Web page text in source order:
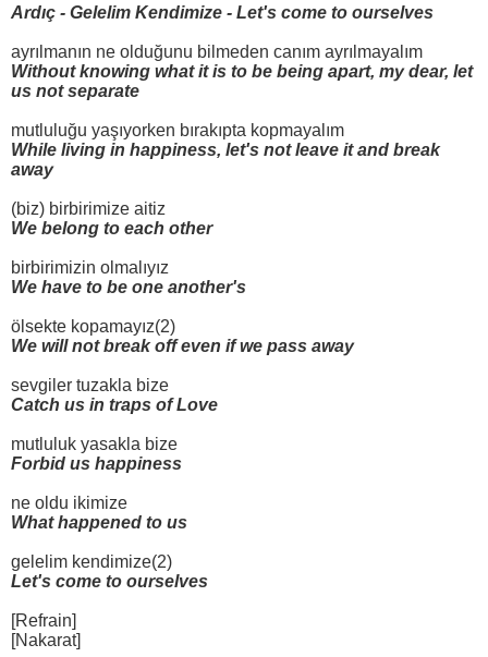
Ardıç - Gelelim Kendimize - Let's come to ourselves
ayrılmanın ne olduğunu bilmeden canım ayrılmayalım
Without knowing what it is to be being apart, my dear, let
us not separate
mutluluğu yaşıyorken bırakıpta kopmayalım
While living in happiness, let's not leave it and break
away
(biz) birbirimize aitiz
We belong to each other
birbirimizin olmalıyız
We have to be one another's
ölsekte kopamayız(2)
We will not break off even if we pass away
sevgiler tuzakla bize
Catch us in traps of Love
mutluluk yasakla bize
Forbid us happiness
ne oldu ikimize
What happened to us
gelelim kendimize(2)
Let's come to ourselves
[Refrain]
[Nakarat]